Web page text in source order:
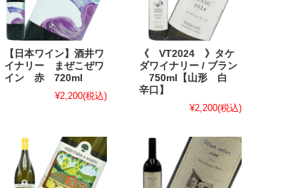
【日本ワイン】酒井ワ
イナリー まぜこぜワ
イン 赤 720ml
¥2,200(税込)
《 VT2024 》タケ
ダワイナリー / ブラン
750ml【山形 白
辛口】
¥2,200(税込)